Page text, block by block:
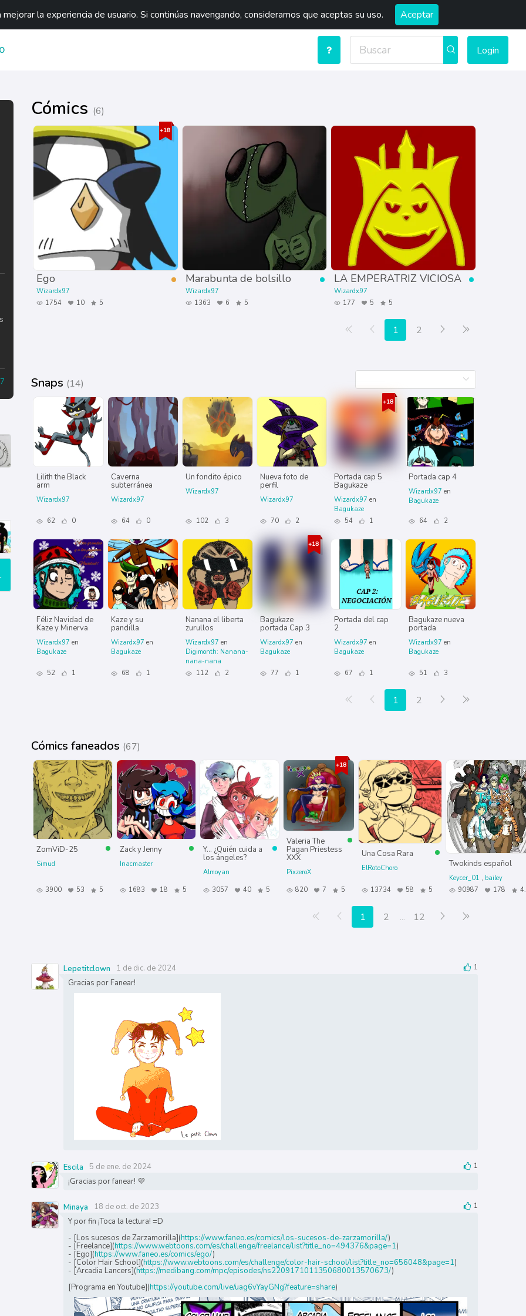
la experiencia de usuario. Si continúas navengando, consideramos que aceptas su uso. Aceptar
Login
Cómics (6)
Ego
Wizardx97
1754
10 5
Marabunta de bolsillo
Wizardx97
1363
6 5
LA EMPERATRIZ VICIOSA
Wizardx97
177
5 5
Primera página
Anterior
1 2 Siguiente
Snaps (14)
Lilith the Black
arm
Wizardx97
62 0
Caverna
subterránea
Wizardx97
64 0
Un fondito épico
Wizardx97
102 3
Nueva foto de
perfil
Wizardx97
70 2
Portada cap 5
Bagukaze
Wizardx97 en
Bagukaze
54
1
Portada cap 4
Wizardx97 en
Bagukaze
64 2
Féliz Navidad de
Kaze y Minerva
Wizardx97 en
Bagukaze
52 1
Kaze y su
pandilla
Wizardx97 en
Bagukaze
68 1
Nanana el liberta
zurullos
Wizardx97 en
Digimonth: Nanana-
nana-nana
112
2
Bagukaze
portada Cap 3
Wizardx97 en
Bagukaze
77 1
Portada del cap
2
Wizardx97 en
Bagukaze
67 1
Bagukaze nueva
portada
Wizardx97 en
Bagukaze
51 3
Primera página
Anterior
1 2 Siguiente
Cómics faneados (67)
ZomViD-25
Simud
3900 53 5
Zack y Jenny
Inacmaster
1683 18 5
Y... ¿Quién cuida a
los ángeles?
Almoyan
3057
40 5
Valeria The
Pagan Priestess
XXX
PixzeroX
820
7 5
Una Cosa Rara
ElRotoChoro
13734 58 5
Twokinds español
Keycer_01
bailey
90987
178
Primera página
Anterior
1 2 ... 12 Siguiente
Lepetitclown 1 de dic. de 2024 1
Gracias por Fanear!
Escila 5 de ene. de 2024 1
¡Gracias por fanear! 💜
Minaya 18 de oct. de 2023 1
Y por fin ¡Toca la lectura! =D
- [Los sucesos de Zarzamorilla](https://www.faneo.es/comics/los-sucesos-de-zarzamorilla/)
- [Freelance](https://www.webtoons.com/es/challenge/freelance/list?title_no=494376&page=1)
- [Ego](https://www.faneo.es/comics/ego/)
- [Color Hair School](https://www.webtoons.com/es/challenge/color-hair-school/list?title_no=656048&page=1)
- [Arcadia Lancers](https://medibang.com/mpc/episodes/ns2209171011350680013570673/)
[Programa en Youtube](https://youtube.com/live/uag6vYayGNg?feature=share)